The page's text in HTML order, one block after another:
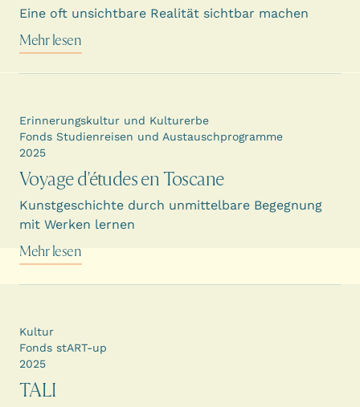
Eine oft unsichtbare Realität sichtbar machen
Mehr lesen
Voyage d'études en Toscane
Kunstgeschichte durch unmittelbare Begegnung
mit Werken lernen
Erinnerungskultur und Kulturerbe
Fonds Studienreisen und Austauschprogramme
2025
Mehr lesen
TALI
Kultur
Fonds stART-up
2025